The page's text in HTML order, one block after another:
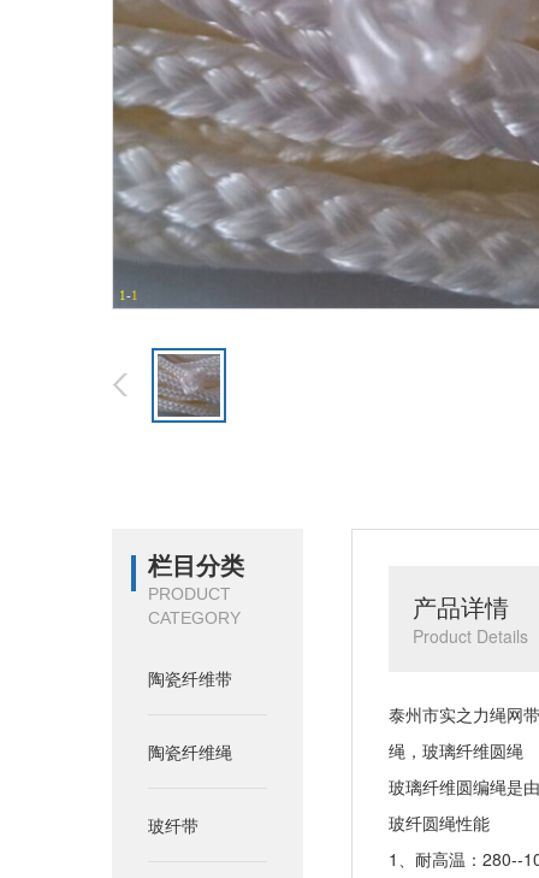
1-1
栏目分类
PRODUCT
CATEGORY
陶瓷纤维带
陶瓷纤维绳
玻纤带
产品详情
Product Details
泰州市实之力绳网
绳，玻璃纤维圆绳
玻璃纤维圆编绳是
玻纤圆绳性能
1、耐高温：280--